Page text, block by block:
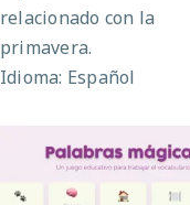
relacionado con la
primavera.
Idioma: Español